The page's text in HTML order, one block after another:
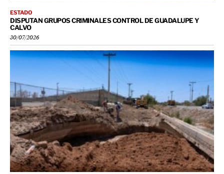
ESTADO
DISPUTAN GRUPOS CRIMINALES CONTROL DE GUADALUPE Y
CALVO
30/07/2026